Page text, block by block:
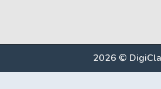
2026 ©